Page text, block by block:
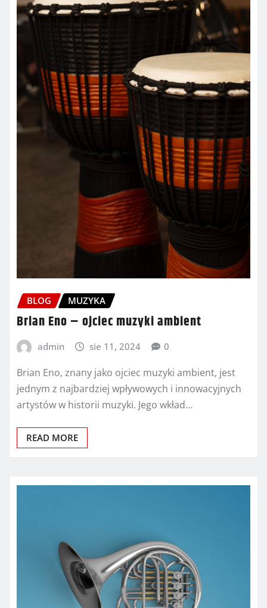
BLOG MUZYKA
Brian Eno – ojciec muzyki ambient
admin sie 11, 2024 0
Brian Eno, znany jako ojciec muzyki ambient, jest
jednym z najbardziej wpływowych i innowacyjnych
artystów w historii muzyki. Jego wkład…
READ MORE